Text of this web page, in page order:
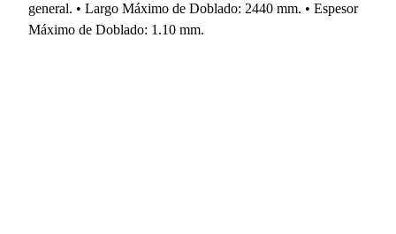
general. • Largo Máximo de Doblado: 2440 mm. • Espesor
Máximo de Doblado: 1.10 mm.